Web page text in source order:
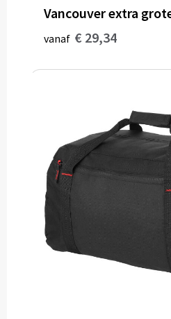
Vancouver extra
vanaf € 29,34